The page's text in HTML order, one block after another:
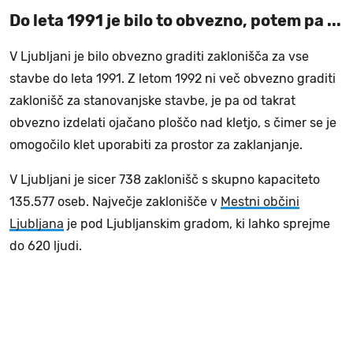
Do leta 1991 je bilo to obvezno, potem pa ...
V Ljubljani je bilo obvezno graditi zaklonišča za vse
stavbe do leta 1991. Z letom 1992 ni več obvezno graditi
zaklonišč za stanovanjske stavbe, je pa od takrat
obvezno izdelati ojačano ploščo nad kletjo, s čimer se je
omogočilo klet uporabiti za prostor za zaklanjanje.
V Ljubljani je sicer 738 zaklonišč s skupno kapaciteto
135.577 oseb. Največje zaklonišče v Mestni občini
Ljubljana je pod Ljubljanskim gradom, ki lahko sprejme
do 620 ljudi.